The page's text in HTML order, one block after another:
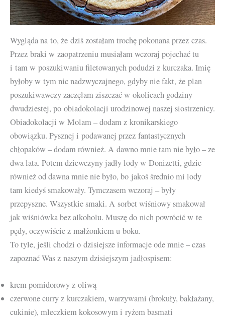
Wygląda na to, że dziś zostałam trochę pokonana przez czas.
Przez braki w zaopatrzeniu musiałam wczoraj pojechać tu
i tam w poszukiwaniu filetowanych podudzi z kurczaka. Imię
byłoby w tym nic nadzwyczajnego, gdyby nie fakt, że plan
poszukiwawczy zaczęłam ziszczać w okolicach godziny
dwudziestej, po obiadokolacji urodzinowej naszej siostrzenicy.
Obiadokolacji w Molam – dodam z kronikarskiego
obowiązku. Pysznej i podawanej przez fantastycznych
chłopaków – dodam również. A dawno mnie tam nie było – ze
dwa lata. Potem dziewczyny jadły lody w Donizetti, gdzie
również od dawna mnie nie było, bo jakoś średnio mi lody
tam kiedyś smakowały. Tymczasem wczoraj – były
przepyszne. Wszystkie smaki. A sorbet wiśniowy smakował
jak wiśniówka bez alkoholu. Muszę do nich powrócić w te
pędy, oczywiście z małżonkiem u boku.
To tyle, jeśli chodzi o dzisiejsze informacje ode mnie – czas
zapoznać Was z naszym dzisiejszym jadłospisem:
krem pomidorowy z oliwą
czerwone curry z kurczakiem, warzywami (brokuły, bakłażany,
cukinie), mleczkiem kokosowym i ryżem basmati